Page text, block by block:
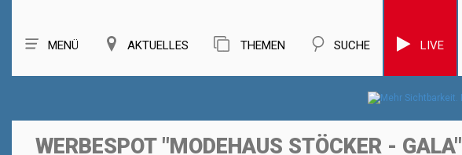
MENÜ AKTUELLES THEMEN SUCHE LIVE
WERBESPOT "MODEHAUS STÖCKER - GALA"